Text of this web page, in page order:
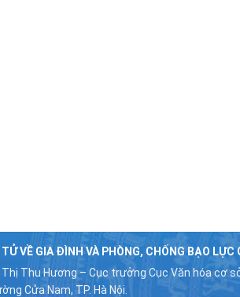
VỀ GIA ĐÌNH VÀ PHÒNG, CHỐNG BẠO LỰC
Thu Hương – Cục trưởng Cục Văn hóa cơ
Cửa Nam, TP. Hà Nội.